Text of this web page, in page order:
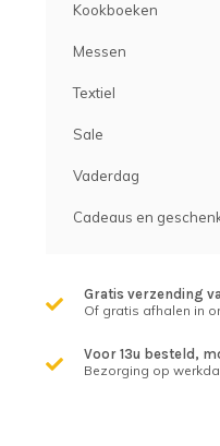
Kookboeken
Messen
Textiel
Sale
Vaderdag
Cadeaus en
Gratis verzending
Of gratis afhalen in
Voor 13u besteld,
Bezorging op